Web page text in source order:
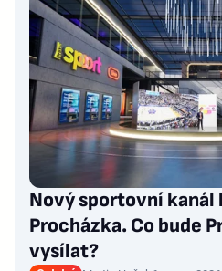
Nový sportovní
Procházka. Co bude
vysílat?